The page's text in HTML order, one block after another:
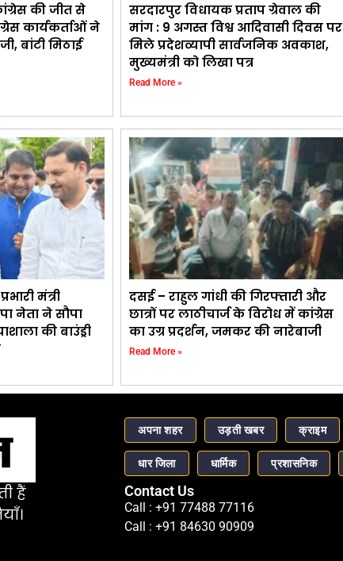
की जीत से
कार्यकर्ताओं ने
बांटी मिठाई
सरदारपुर विधायक प्रताप ग्रेवाल की
मांग : 9 अगस्त विश्व आदिवासी दिवस पर
मिले प्रदेशव्यापी सार्वजनिक अवकाश,
मुख्यमंत्री को लिखा पत्र
Read More »
मंत्री
नेता ने सौपा
की बाउंड्री
दसई – राहुल गांधी की गिरफ्तारी और
छात्रों पर लाठीचार्ज के विरोध में कांग्रेस
का उग्र प्रदर्शन, जमकर की नारेबाजी
Read More »
हैं
अपना शहर उड़ती खबर क्राइम
धार जिला धार्मिक प्रशासनिक
Contact Us
Call : +91 77488 77116
Call : +91 84630 90909